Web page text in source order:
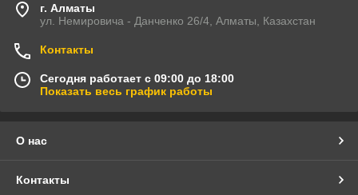
г. Алматы
ул. Немировича - Данченко 26/4, Алматы, Казахстан
Контакты
Сегодня работает с 09:00 до 18:00
Показать весь график работы
О нас
Контакты